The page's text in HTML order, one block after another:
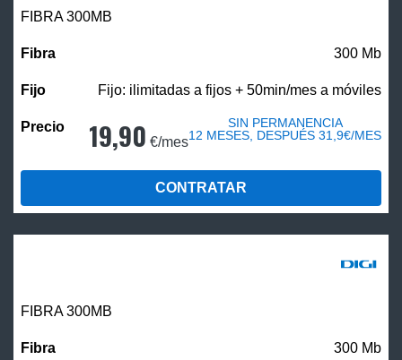
FIBRA 300MB
300 Mb
Fijo: ilimitadas a fijos + 50min/mes a móviles
19,90 €/mes
SIN PERMANENCIA
12 MESES, DESPUÉS 31,9€/MES
CONTRATAR
FIBRA 300MB
300 Mb